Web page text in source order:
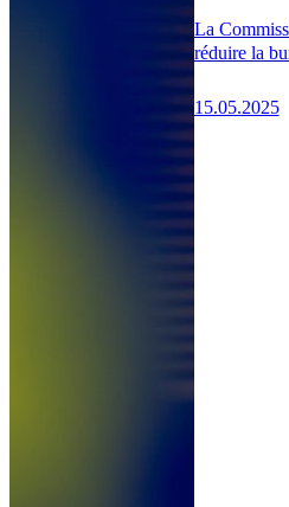
La
réduire la
15.05.2025